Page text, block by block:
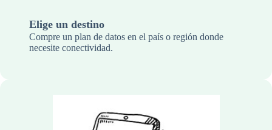
Elige un destino
Compre un plan de datos en el país o región donde
necesite conectividad.